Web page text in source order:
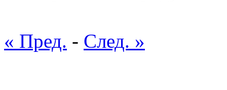
« Пред. - След. »